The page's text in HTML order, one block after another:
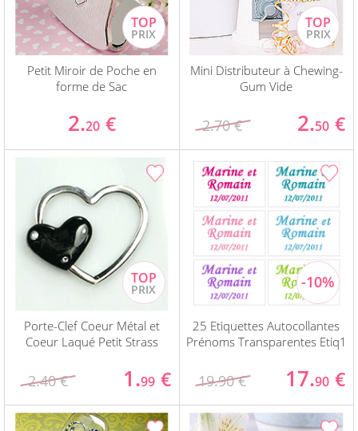
Petit Miroir de Poche en
forme de Sac
2.20 €
Mini Distributeur à Chewing-
Gum Vide
2.70 € 2.50 €
Porte-Clef Coeur Métal et
Coeur Laqué Petit Strass
2.40 € 1.99 €
25 Etiquettes Autocollantes
Prénoms Transparentes Etiq1
19.90 € 17.90 €